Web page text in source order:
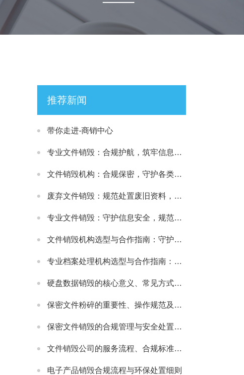
推荐新闻
带你走进-商销中心
专业文件销毁：合规护航，筑牢信息安全处置防线
文件销毁机构：合规保密，守护各类文件安全处置需求
废弃文件销毁：规范处置废旧资料，筑牢信息安全防线
专业文件销毁：守护信息安全，规范处理各类涉密载体
文件销毁机构选型与合作指南：守护文件安全与合规处置的可靠选择
专业档案处理机构选型与合作指南：守护档案安全与合规的可靠伙伴
硬盘数据销毁的核心意义、常见方式及安全注意事项
保密文件粉碎的重要性、操作规范及适配场景详解
保密文件销毁的合规管理与安全处置全流程解析
文件销毁公司的服务流程、合规标准及合作适配指南
电子产品销毁合规流程与环保处置细则